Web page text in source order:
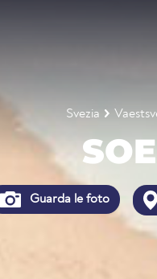
Svezia
Guarda le foto